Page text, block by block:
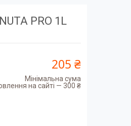
PRO 1L
205 ₴
Мінімальна сума
на сайті — 300 ₴